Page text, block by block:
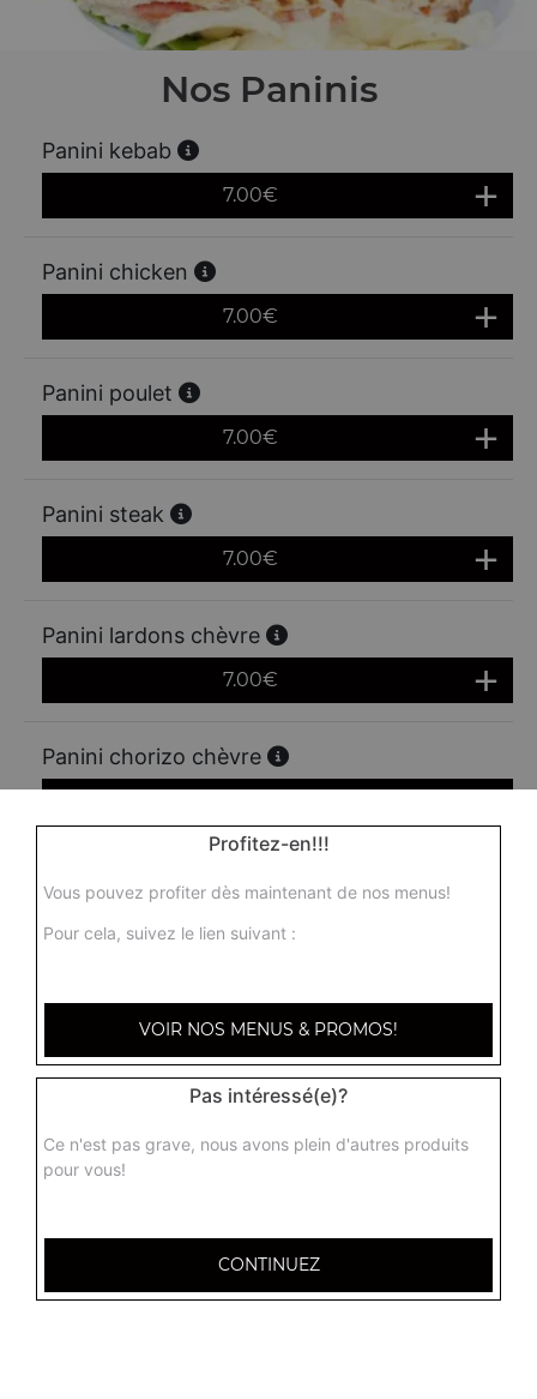
Nos Paninis
Panini kebab
7.00€
Panini chicken
7.00€
Panini poulet
7.00€
Panini steak
7.00€
Panini lardons chèvre
7.00€
Panini chorizo chèvre
7.00
Panini jambon
7.00 €
Panini saumon
Profitez-en!!!
Vous pouvez profiter dès maintenant de nos menus!
Pour cela, suivez le lien suivant :
VOIR NOS MENUS & PROMOS!
Pas intéressé(e)?
Ce n'est pas grave, nous avons plein d'autres produits
pour vous!
CONTINUEZ